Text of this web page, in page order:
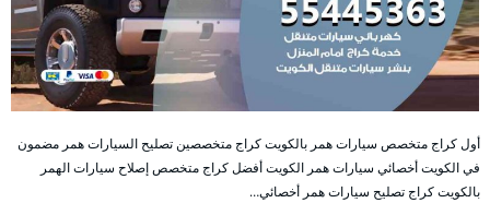
أول كراج متخصص سيارات همر بالكويت كراج متخصصين تصليح السيارات همر مضمون
في الكويت أخصائي سيارات همر الكويت أفضل كراج متخصص إصلاح سيارات الهمر
بالكويت كراج تصليح سيارات همر أخصائي…